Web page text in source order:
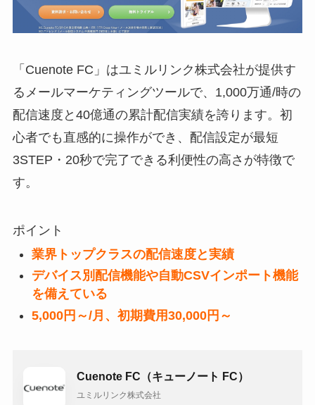
「 Cuenote FC 」はユミルリンク株式会社が提供す
るメールマーケティングツールで、1,000万通/時の
配信速度と40億通の累計配信実績を誇ります。初
心者でも直感的に操作ができ、配信設定が最短
3STEP・20秒で完了できる利便性の高さが特徴で
す。
ポイント
業界トップクラスの配信速度と実績
デバイス別配信機能や自動CSVインポート機能
を備えている
5,000円～/月、初期費用30,000円～
Cuenote FC（キューノート FC）
ユミルリンク株式会社